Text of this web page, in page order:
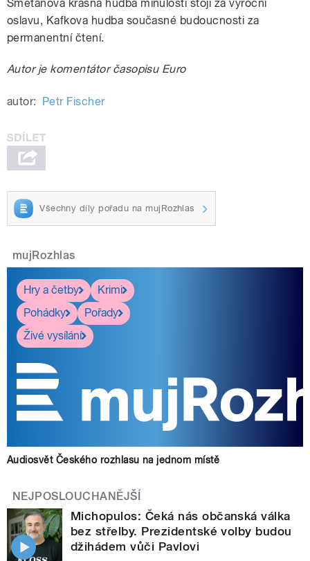
Smetanova krásná hudba minulosti stojí za výroční
oslavu, Kafkova hudba současné budoucnosti za
permanentní čtení.
Autor je komentátor časopisu Euro
autor: Petr Fischer
Všechny díly pořadu na mujRozhlas
mujRozhlas
Hry a četby
Krimi
Pohádky
Pořady
Živé vysílání
Audiosvět Českého rozhlasu na jednom místě
NEJPOSLOUCHANĚJŠÍ
Michopulos: Čeká nás občanská válka
bez střelby. Prezidentské volby budou
džihádem vůči Pavlovi